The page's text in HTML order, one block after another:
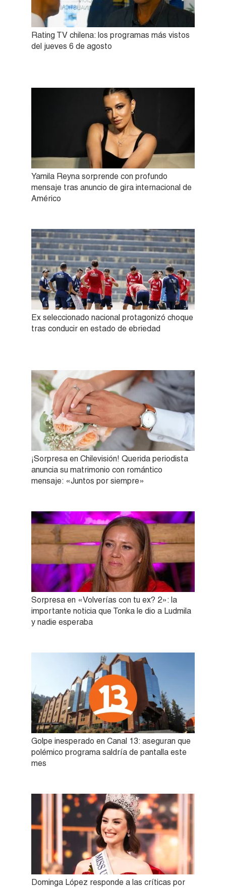
Rating TV chilena: los programas más vistos
del jueves 6 de agosto
Yamila Reyna sorprende con profundo
mensaje tras anuncio de gira internacional de
Américo
Ex seleccionado nacional protagonizó choque
tras conducir en estado de ebriedad
¡Sorpresa en Chilevisión! Querida periodista
anuncia su matrimonio con romántico
mensaje: «Juntos por siempre»
Sorpresa en «Volverías con tu ex? 2»: la
importante noticia que Tonka le dio a Ludmila
y nadie esperaba
Golpe inesperado en Canal 13: aseguran que
polémico programa saldría de pantalla este
mes
Dominga López responde a las críticas por